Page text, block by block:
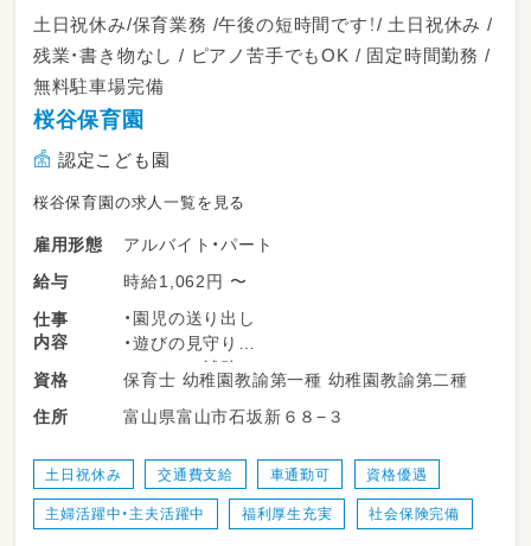
15:00～19:00など、相談可です！
土日祝休み/保育業務 /午後の短時間です！/ 土日祝休み /
残業・書き物なし / ピアノ苦手でもOK / 固定時間勤務 /
無料駐車場完備
桜谷保育園
認定こども園
桜谷保育園の求人一覧を見る
雇用形態
アルバイト・パート
給与
時給1,062円 〜
仕事
内容
・園児の送り出し
・遊びの見守り
・トイレの補助
・園内の清掃
など
書き物業務はありません★
資格
保育士 幼稚園教諭第一種 幼稚園教諭第二種
住所
富山県富山市石坂新６８−３
土日祝休み 交通費支給 車通勤可 資格優遇
主婦活躍中・主夫活躍中 福利厚生充実 社会保険完備